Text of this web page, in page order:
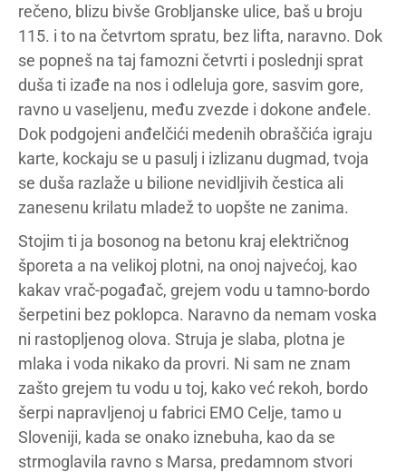
rečeno, blizu bivše Grobljanske ulice, baš u broju
115. i to na četvrtom spratu, bez lifta, naravno. Dok
se popneš na taj famozni četvrti i poslednji sprat
duša ti izađe na nos i odleluja gore, sasvim gore,
ravno u vaseljenu, među zvezde i dokone anđele.
Dok podgojeni anđelčići medenih obraščića igraju
karte, kockaju se u pasulj i izlizanu dugmad, tvoja
se duša razlaže u bilione nevidljivih čestica ali
zanesenu krilatu mladež to uopšte ne zanima.
Stojim ti ja bosonog na betonu kraj električnog
šporeta a na velikoj plotni, na onoj najvećoj, kao
kakav vrač-pogađač, grejem vodu u tamno-bordo
šerpetini bez poklopca. Naravno da nemam voska
ni rastopljenog olova. Struja je slaba, plotna je
mlaka i voda nikako da provri. Ni sam ne znam
zašto grejem tu vodu u toj, kako već rekoh, bordo
šerpi napravljenoj u fabrici EMO Celje, tamo u
Sloveniji, kada se onako iznebuha, kao da se
strmoglavila ravno s Marsa, predamnom stvori